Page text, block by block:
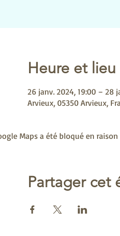
Heure et lieu
26 janv. 2024, 19:00 – 28
Arvieux, 05350 Arvieux,
Maps a été bloqué en
Partager cet